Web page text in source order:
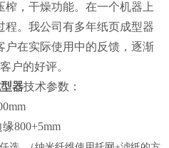
榨，干燥功能。在一个机器上
程。我公司有多年纸页成型器
户在实际使用中的反馈，逐渐
户的好评。
器技术参数：
800+5mm